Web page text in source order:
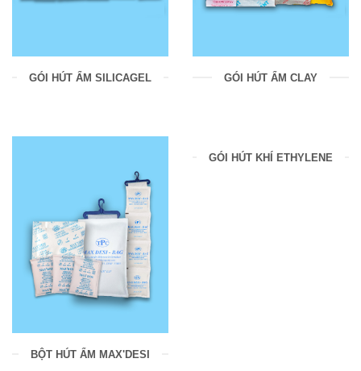
GÓI HÚT ẨM SILICAGEL GÓI HÚT ẨM CLAY
BỘT HÚT ẨM MAX'DESI
GÓI HÚT KHÍ ETHYLENE